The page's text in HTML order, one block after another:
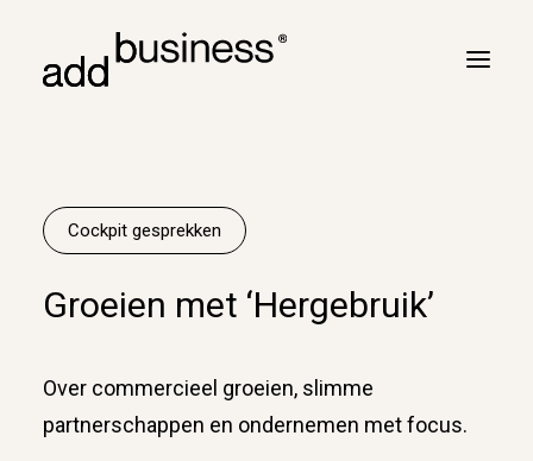
Turbulentie
Vluchtbriefing
Klanten
Marc Neyrinck
Cockpit gesprekken
Groeien met ‘Hergebruik’
Over commercieel groeien, slimme
partnerschappen en ondernemen met focus.